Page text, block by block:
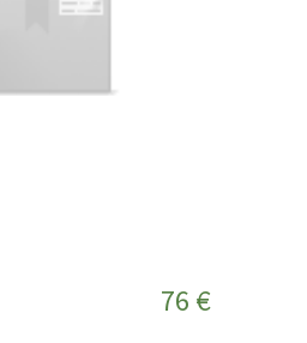
76 €